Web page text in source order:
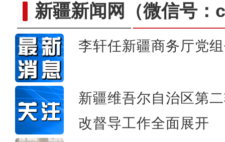
新疆新闻网 （微信号
李轩任新疆商务厅党
新疆维吾尔自治区第
改督导工作全面展开